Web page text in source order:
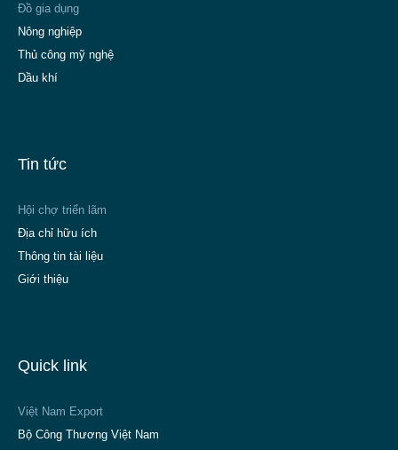
Đồ gia dụng
Nông nghiệp
Thủ công mỹ nghệ
Dầu khí
Tin tức
Hội chợ triển lãm
Địa chỉ hữu ích
Thông tin tài liệu
Giới thiệu
Quick link
Việt Nam Export
Bộ Công Thương Việt Nam